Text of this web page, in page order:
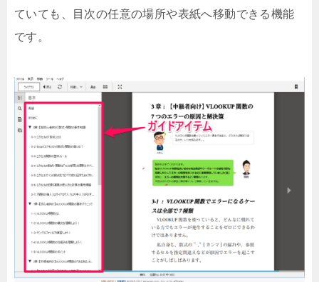
ていても、目次の任意の場所や表紙へ移動できる機能
です。